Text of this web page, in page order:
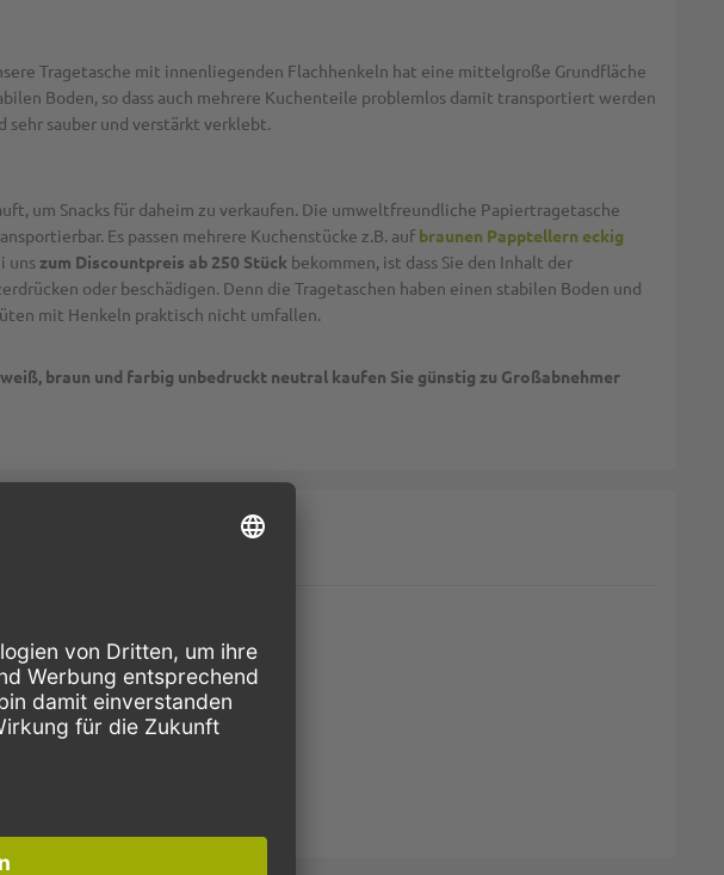
Tragetasche mit innenliegenden Flachhenkeln hat eine mittelgroße Grundfläche
Boden, so dass auch mehrere Kuchenteile problemlos damit transportiert werden
sehr sauber und verstärkt verklebt.
um Snacks für daheim zu verkaufen. Die umweltfreundliche Papiertragetasche
Es passen mehrere Kuchenstücke z.B. auf braunen Papptellern eckig
uns zum Discountpreis ab 250 Stück bekommen, ist dass Sie den Inhalt der
oder beschädigen. Denn die Tragetaschen haben einen stabilen Boden und
mit Henkeln praktisch nicht umfallen.
braun und farbig unbedruckt neutral kaufen Sie günstig zu Großabnehmer